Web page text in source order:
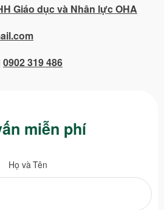
Giáo dục và Nhân lực OHA
0902 319 486
miễn phí
Họ và Tên